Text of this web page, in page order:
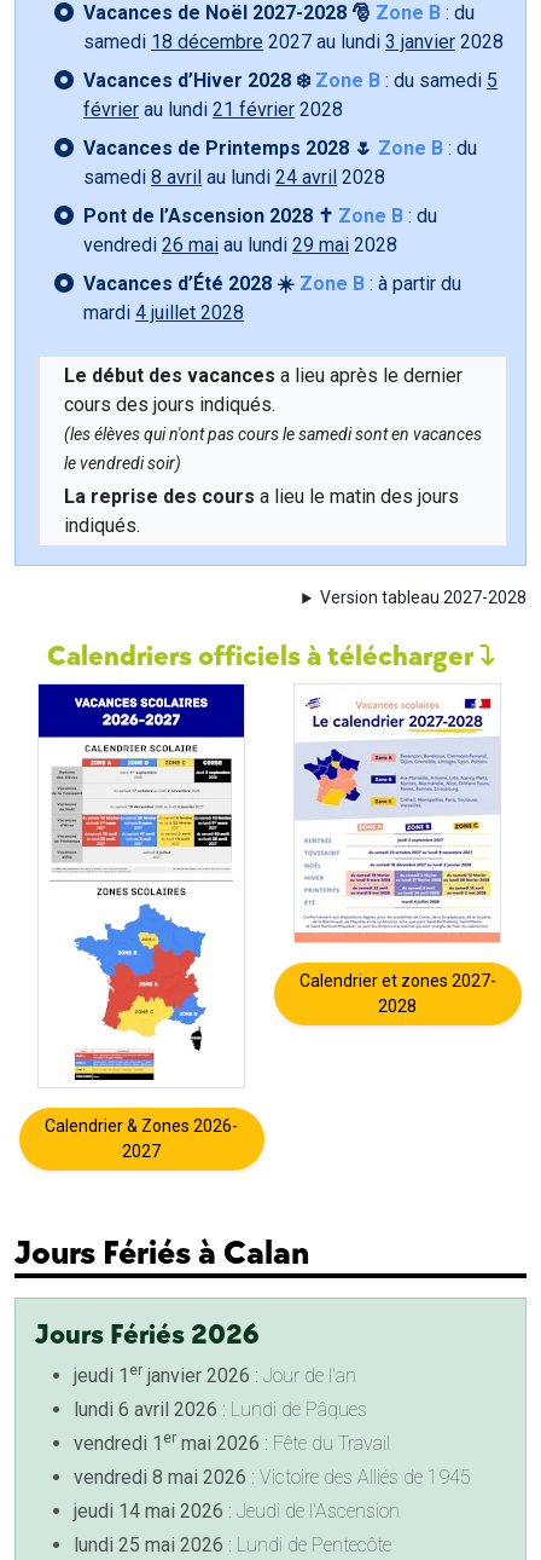
Vacances de Noël 2027-2028 🎅 Zone B : du
samedi 18 décembre 2027 au lundi 3 janvier 2028
Vacances d’Hiver 2028 ❄️ Zone B : du samedi 5
février au lundi 21 février 2028
Vacances de Printemps 2028 🌷 Zone B : du
samedi 8 avril au lundi 24 avril 2028
Pont de l’Ascension 2028 ✝️ Zone B : du
vendredi 26 mai au lundi 29 mai 2028
Vacances d’Été 2028 ☀️ Zone B : à partir du
mardi 4 juillet 2028
Le début des vacances a lieu après le dernier
cours des jours indiqués.
(les élèves qui n'ont pas cours le samedi sont en vacances
le vendredi soir)
La reprise des cours a lieu le matin des jours
indiqués.
Version tableau 2027-2028
Calendriers officiels à télécharger
Calendrier & Zones 2026-
2027
Calendrier et zones 2027-
2028
Jours Fériés à Calan
Jours Fériés 2026
jeudi 1 er janvier 2026 : Jour de l'an
lundi 6 avril 2026 : Lundi de Pâques
vendredi 1 er mai 2026 : Fête du Travail
vendredi 8 mai 2026 : Victoire des Alliés de 1945
jeudi 14 mai 2026 : Jeudi de l'Ascension
lundi 25 mai 2026 : Lundi de Pentecôte